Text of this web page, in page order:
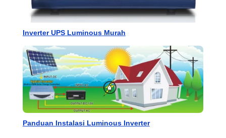
Inverter UPS Luminous Murah
Panduan Instalasi Luminous Inverter